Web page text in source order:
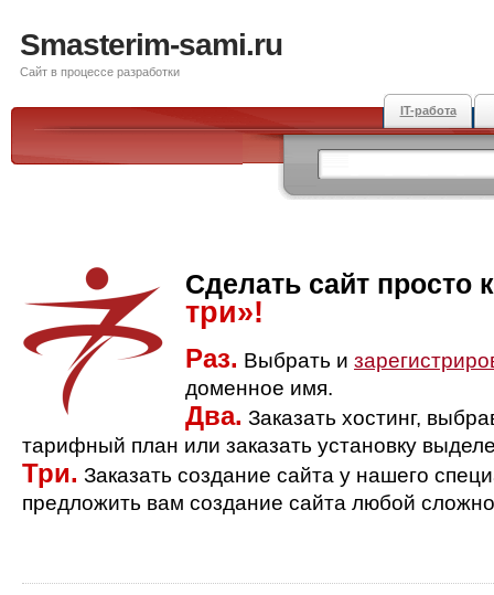
Smasterim-sami.ru
Сайт в процессе разработки
IT-работа
Сделать сайт просто
три»!
Раз. Выбрать и
доменное имя.
Два. Заказать хостинг,
тарифный план или заказать установку
Три. Заказать создание сайта у нашего
предложить вам создание сайта любой